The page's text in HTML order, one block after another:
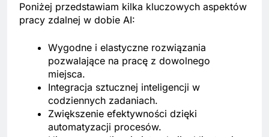
Poniżej przedstawiam kilka kluczowych aspektów
pracy zdalnej w dobie AI:
Wygodne i elastyczne rozwiązania
pozwalające na pracę z dowolnego
miejsca.
Integracja sztucznej inteligencji w
codziennych zadaniach.
Zwiększenie efektywności dzięki
automatyzacji procesów.